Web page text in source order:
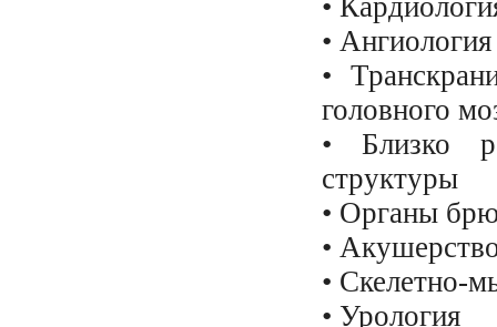
•
• Ангиология
•
головного
• Близко
структуры
• Органы
•
• Скелетно-
• Урология